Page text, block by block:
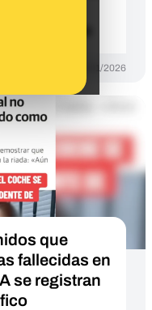
timarte
15/01/2026
que
fallecidas en
se registran